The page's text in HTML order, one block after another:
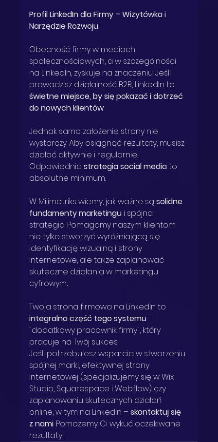
Profil LinkedIn dla Firmy – Wizytówka i
Narzędzie Rozwoju
Obecność firmy w mediach
społecznościowych, a w szczególności
na LinkedIn, zyskuje na znaczeniu. Jeśli
prowadzisz działalność B2B, LinkedIn to
świetne miejsce, by się pokazać i dotrzeć
do nowych klientów.
Jednak samo założenie strony nie
wystarczy. Aby osiągnąć rezultaty, musisz
działać aktywnie i regularnie.
Odpowiednia strategia social media to
absolutne minimum.
W Milimetriks wiemy, jak ważne są solidne
fundamenty marketingu i spójna
strategia. Pomagamy naszym klientom
nie tylko stworzyć wyróżniającą się
identyfikację wizualną i strony
internetowe, ale także zaplanować
skuteczne działania w marketingu
cyfrowym.
Twoja strona firmowa na LinkedIn to
integralna część tego systemu –
"dodatkowy pracownik firmy", który
pracuje na Twój sukces.
Jeśli potrzebujesz wsparcia w stworzeniu
spójnej marki, efektywnej strony
internetowej (specjalizujemy się w Wix
Studio, Squarespace i Webflow) czy
zaplanowaniu skutecznych działań
online, w tym na LinkedIn – skontaktuj się
z nami. Pomożemy Ci wykuć oczekiwane
rezultaty!